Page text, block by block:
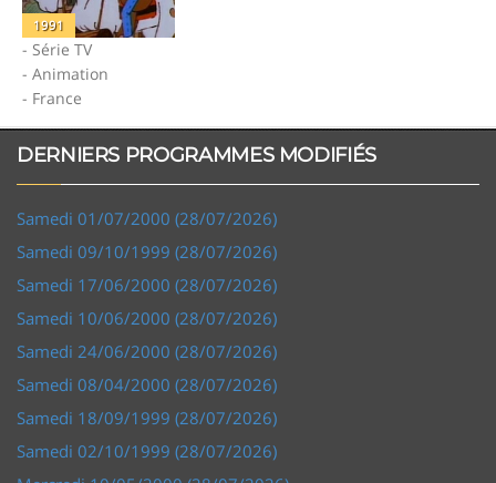
1991
- Série TV
- Animation
- France
DERNIERS PROGRAMMES MODIFIÉS
Samedi 01/07/2000 (28/07/2026)
Samedi 09/10/1999 (28/07/2026)
Samedi 17/06/2000 (28/07/2026)
Samedi 10/06/2000 (28/07/2026)
Samedi 24/06/2000 (28/07/2026)
Samedi 08/04/2000 (28/07/2026)
Samedi 18/09/1999 (28/07/2026)
Samedi 02/10/1999 (28/07/2026)